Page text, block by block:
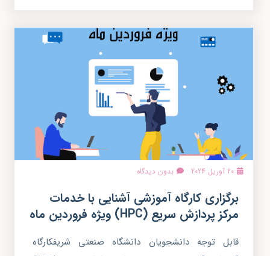
20 آوریل 2024 بدون دیدگاه
برگزاری کارگاه آموزشی آشنایی با خدمات
مرکز پردازش سریع (HPC) ویژه فروردین ماه
قابل توجه دانشجویان دانشگاه صنعتی شریفکارگاه